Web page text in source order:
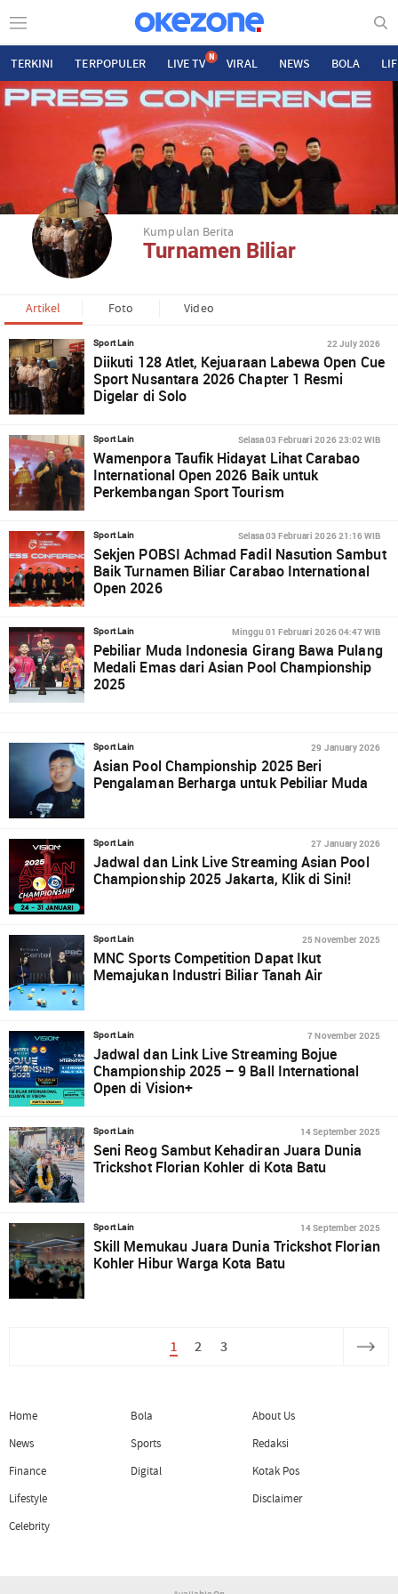
TERKINI TERPOPULER LIVE TV N VIRAL NEWS BOLA
Kumpulan Berita
Turnamen Biliar
Artikel Foto Video
Sport Lain 22 July 2026
Diikuti 128 Atlet, Kejuaraan Labewa Open Cue
Sport Nusantara 2026 Chapter 1 Resmi
Digelar di Solo
Sport Lain Selasa 03 Februari 2026 23:02 WIB
Wamenpora Taufik Hidayat Lihat Carabao
International Open 2026 Baik untuk
Perkembangan Sport Tourism
Sport Lain Selasa 03 Februari 2026 21:16 WIB
Sekjen POBSI Achmad Fadil Nasution Sambut
Baik Turnamen Biliar Carabao International
Open 2026
Sport Lain Minggu 01 Februari 2026 04:47 WIB
Pebiliar Muda Indonesia Girang Bawa Pulang
Medali Emas dari Asian Pool Championship
2025
Sport Lain 29 January 2026
Asian Pool Championship 2025 Beri
Pengalaman Berharga untuk Pebiliar Muda
Sport Lain 27 January 2026
Jadwal dan Link Live Streaming Asian Pool
Championship 2025 Jakarta, Klik di Sini!
Sport Lain 25 November 2025
MNC Sports Competition Dapat Ikut
Memajukan Industri Biliar Tanah Air
Sport Lain 7 November 2025
Jadwal dan Link Live Streaming Bojue
Championship 2025 – 9 Ball International
Open di Vision+
Sport Lain 14 September 2025
Seni Reog Sambut Kehadiran Juara Dunia
Trickshot Florian Kohler di Kota Batu
Sport Lain 14 September 2025
Skill Memukau Juara Dunia Trickshot Florian
Kohler Hibur Warga Kota Batu
1 2 3
Home
News
Finance
Lifestyle
Celebrity
Bola
Sports
Digital
About Us
Redaksi
Kotak Pos
Disclaimer